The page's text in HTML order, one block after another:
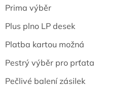
Prima výběr
Plus plno LP desek
Platba kartou možná
Pestrý výběr pro prťata
Pečlivé balení zásilek